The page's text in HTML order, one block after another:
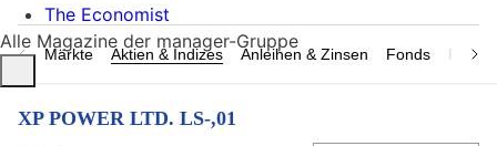
Märkte Aktien & Indizes Anleihen & Zinsen Fonds
XP POWER LTD. LS-,01
The Economist
Alle Magazine der manager-Gruppe